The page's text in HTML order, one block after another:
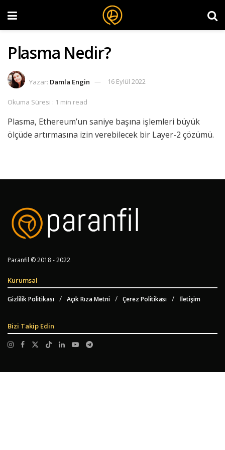
Plasma Nedir?
Yazar: Damla Engin 16 Eylül 2022
Okuma Süresi : 1 min read
Plasma, Ethereum’un saniye başına işlemleri büyük
ölçüde artırmasına izin verebilecek bir Layer-2 çözümü.
Paranfil © 2018 - 2022
Kurumsal
Gizlilik Politikası Açık Rıza Metni Çerez Politikası İletişim
Bizi Takip Edin